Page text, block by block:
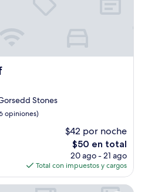
Stones
opiniones)
$42 por noche
El
precio
actual
es
de
$50 en total
20 ago - 21 ago
Total con impuestos y cargos